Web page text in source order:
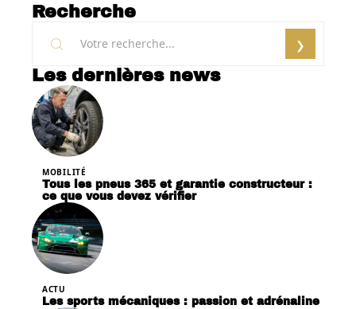
Recherche
Les dernières news
MOBILITÉ
Tous les pneus 365 et garantie constructeur :
ce que vous devez vérifier
ACTU
Les sports mécaniques : passion et adrénaline